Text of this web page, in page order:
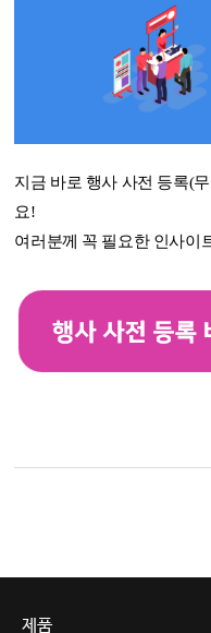
지금 바로 행사 사전 등록(
요!
여러분께 꼭 필요한 인사이
제품